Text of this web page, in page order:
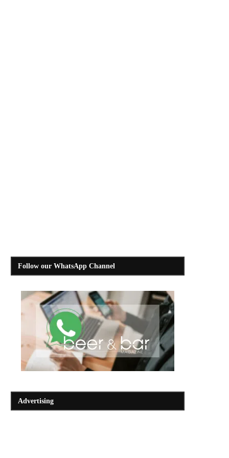
Follow our WhatsApp Channel
Advertising